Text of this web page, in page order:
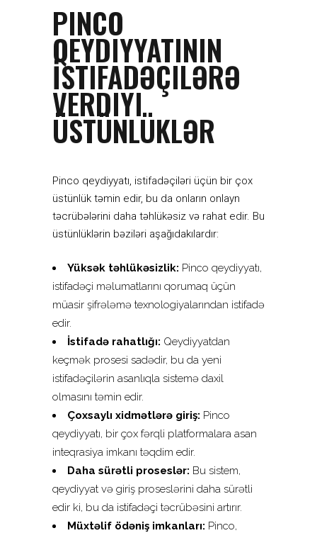
PINCO
QEYDIYYATININ
İSTIFADƏÇILƏRƏ
VERDIYI
ÜSTÜNLÜKLƏR
Pinco qeydiyyatı, istifadəçiləri üçün bir çox
üstünlük təmin edir, bu da onların onlayn
təcrübələrini daha təhlükəsiz və rahat edir. Bu
üstünlüklərin bəziləri aşağıdakılardır:
Yüksək təhlükəsizlik: Pinco qeydiyyatı,
istifadəçi məlumatlarını qorumaq üçün
müasir şifrələmə texnologiyalarından istifadə
edir.
İstifadə rahatlığı: Qeydiyyatdan
keçmək prosesi sadədir, bu da yeni
istifadəçilərin asanlıqla sistemə daxil
olmasını təmin edir.
Çoxsaylı xidmətlərə giriş: Pinco
qeydiyyatı, bir çox fərqli platformalara asan
inteqrasiya imkanı təqdim edir.
Daha sürətli proseslər: Bu sistem,
qeydiyyat və giriş proseslərini daha sürətli
edir ki, bu da istifadəçi təcrübəsini artırır.
Müxtəlif ödəniş imkanları: Pinco,